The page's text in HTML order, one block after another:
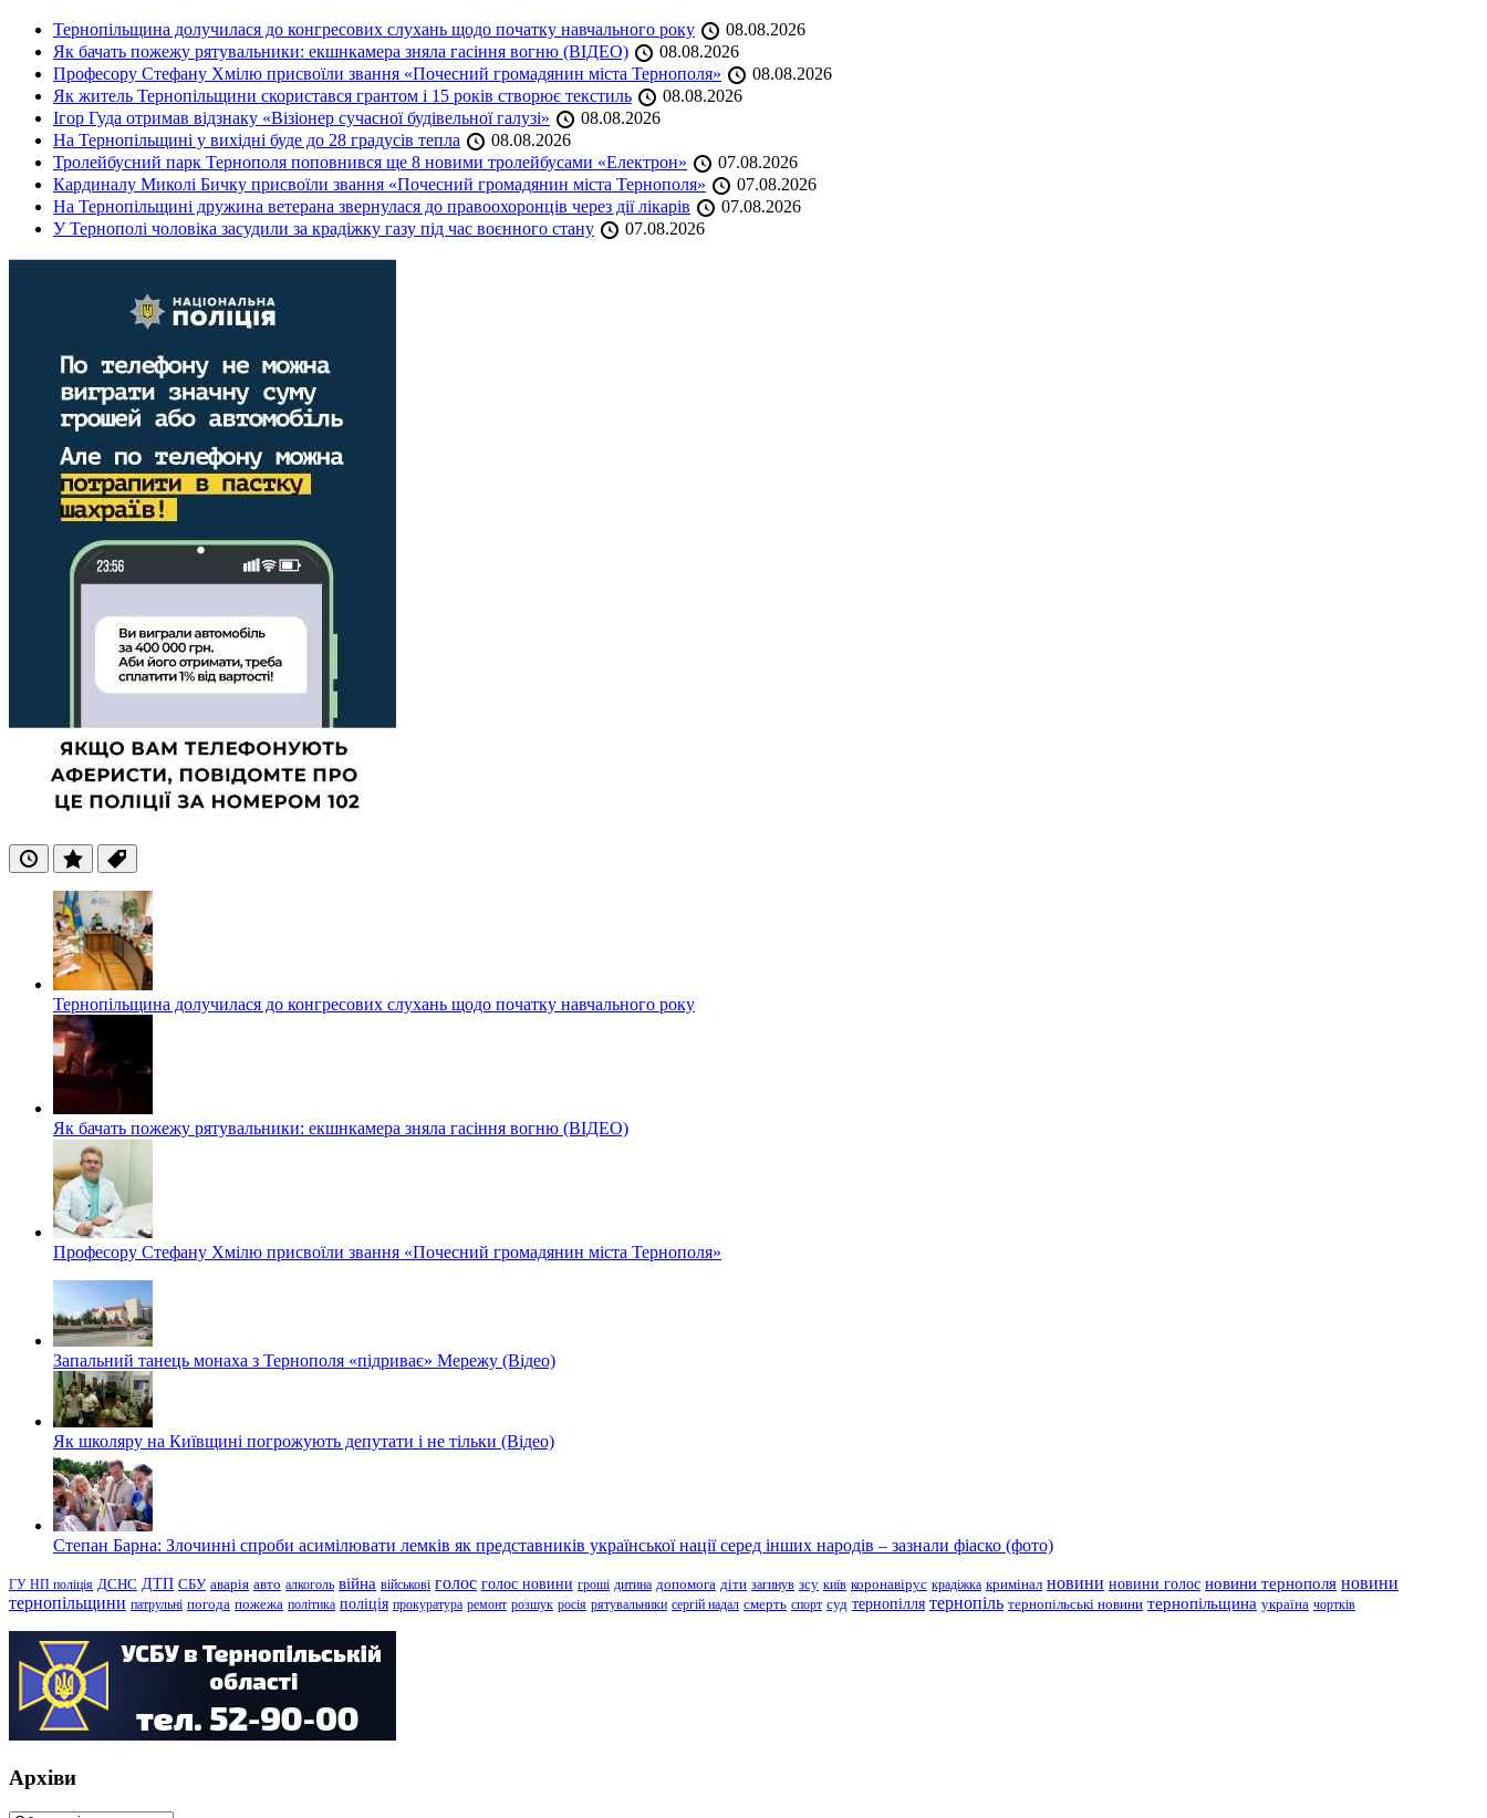
Тернопільщина долучилася до конгресових слухань щодо початку навчального року
08.08.2026
Як бачать пожежу рятувальники: екшнкамера зняла гасіння вогню (ВІДЕО)
08.08.2026
Професору Стефану Хмілю присвоїли звання «Почесний громадянин міста Тернополя»
08.08.2026
Як житель Тернопільщини скористався грантом і 15 років створює текстиль
08.08.2026
Ігор Гуда отримав відзнаку «Візіонер сучасної будівельної галузі»
08.08.2026
На Тернопільщині у вихідні буде до 28 градусів тепла
08.08.2026
Тролейбусний парк Тернополя поповнився ще 8 новими тролейбусами «Електрон»
07.08.2026
Кардиналу Миколі Бичку присвоїли звання «Почесний громадянин міста Тернополя»
07.08.2026
На Тернопільщині дружина ветерана звернулася до правоохоронців через дії лікарів
07.08.2026
У Тернополі чоловіка засудили за крадіжку газу під час воєнного стану
07.08.2026
ОстанніПопулярні
Теги
Тернопільщина долучилася до конгресових слухань щодо початку навчального року
Як бачать пожежу рятувальники: екшнкамера зняла гасіння вогню (ВІДЕО)
Професору Стефану Хмілю присвоїли звання «Почесний громадянин міста Тернополя»
Запальний танець монаха з Тернополя «підриває» Мережу (Відео)
Як школяру на Київщині погрожують депутати і не тільки (Відео)
Степан Барна: Злочинні спроби асимілювати лемків як представників української нації серед інших народів – зазнали фіаско (фото)
ГУ НП поліція ДСНС ДТП СБУ аварія авто алкоголь війна військові голос голос новини гроші дитина допомога діти загинув зсу київ коронавірус крадіжка кримінал новини новини голос новини тернополя новини
тернопільщини патрульні погода пожежа політика поліція прокуратура ремонт розшук росія рятувальники сергій надал смерть спорт суд тернопілля тернопіль тернопільські новини тернопільщина україна чортків
Архіви